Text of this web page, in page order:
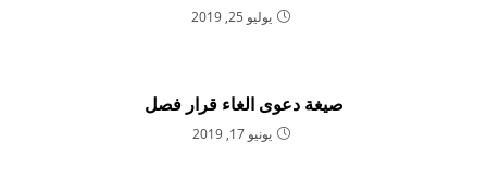
يوليو 25, 2019
صيغة دعوى الغاء قرار فصل
يونيو 17, 2019